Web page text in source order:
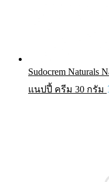
Sudocrem Naturals
แนปปี้ ครีม 30 กรัม